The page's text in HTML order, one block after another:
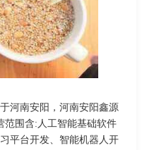
河南安阳，河南安阳鑫源
范围含:人工智能基础软件
平台开发、智能机器人开